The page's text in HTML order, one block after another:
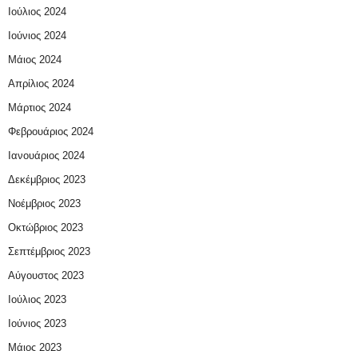
Ιούλιος 2024
Ιούνιος 2024
Μάιος 2024
Απρίλιος 2024
Μάρτιος 2024
Φεβρουάριος 2024
Ιανουάριος 2024
Δεκέμβριος 2023
Νοέμβριος 2023
Οκτώβριος 2023
Σεπτέμβριος 2023
Αύγουστος 2023
Ιούλιος 2023
Ιούνιος 2023
Μάιος 2023